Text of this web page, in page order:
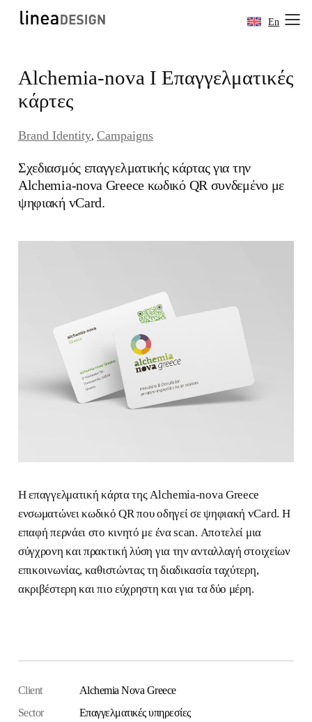
content
En
Alchemia-nova I Επαγγελματικές
κάρτες
Brand Identity, Campaigns
Σχεδιασμός επαγγελματικής κάρτας για την
Alchemia-nova Greece κωδικό QR συνδεμένο με
ψηφιακή vCard.
Η επαγγελματική κάρτα της Alchemia-nova Greece
ενσωματώνει κωδικό QR που οδηγεί σε ψηφιακή vCard. Η
επαφή περνάει στο κινητό με ένα scan. Αποτελεί μια
σύγχρονη και πρακτική λύση για την ανταλλαγή στοιχείων
επικοινωνίας, καθιστώντας τη διαδικασία ταχύτερη,
ακριβέστερη και πιο εύχρηστη και για τα δύο μέρη.
Client
Alchemia Nova Greece
Sector
Επαγγελματικές υπηρεσίες